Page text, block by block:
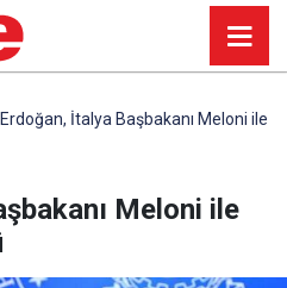
Erdoğan, İtalya Başbakanı Meloni ile
Meloni ile